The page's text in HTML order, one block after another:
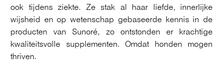
ook tijdens ziekte. Ze stak al haar liefde, innerlijke
wijsheid en op wetenschap gebaseerde kennis in de
producten van Sunoré, zo ontstonden er krachtige
kwaliteitsvolle supplementen. Omdat honden mogen
thriven.